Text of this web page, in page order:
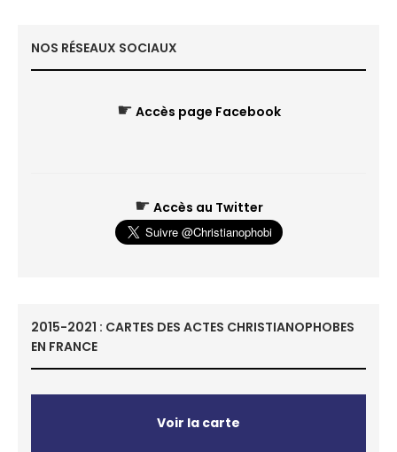
NOS RÉSEAUX SOCIAUX
☛ Accès page Facebook
☛ Accès au Twitter
2015-2021 : CARTES DES ACTES CHRISTIANOPHOBES
EN FRANCE
Voir la carte